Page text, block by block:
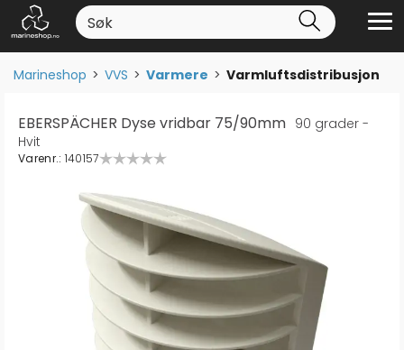
Marineshop>VVS>Varmere>Varmluftsdistribusjon
EBERSPÄCHER Dyse vridbar 75/90mm 90 grader -
Hvit
Varenr.: 140157